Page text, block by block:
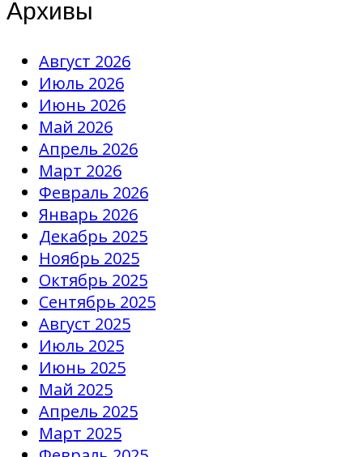
Архивы
Август 2026
Июль 2026
Июнь 2026
Май 2026
Апрель 2026
Март 2026
Февраль 2026
Январь 2026
Декабрь 2025
Ноябрь 2025
Октябрь 2025
Сентябрь 2025
Август 2025
Июль 2025
Июнь 2025
Май 2025
Апрель 2025
Март 2025